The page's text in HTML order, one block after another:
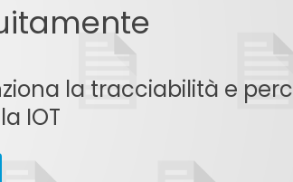
la tracciabilità e
IOT